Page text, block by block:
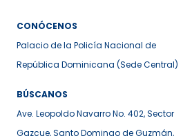
CONÓCENOS
Palacio de la Policía Nacional de
República Dominicana (Sede Central)
BÚSCANOS
Ave. Leopoldo Navarro No. 402, Sector
Gazcue, Santo Domingo de Guzmán,